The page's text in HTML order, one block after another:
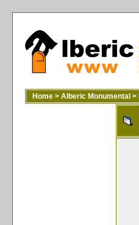
Home > Alberic Monumental >